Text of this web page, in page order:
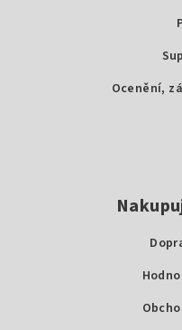
Ocenění,